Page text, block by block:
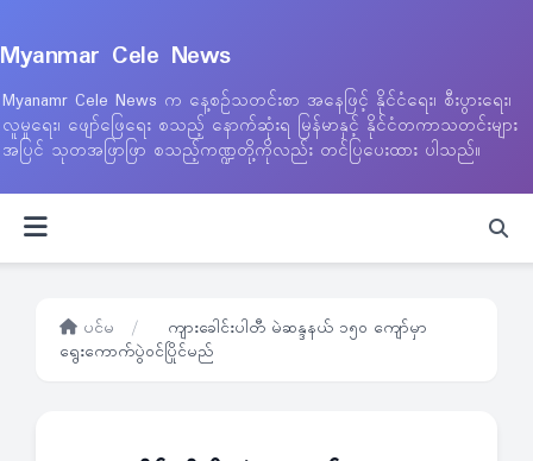
Myanmar Cele News
Myanamr Cele News က နေ့စဉ်သတင်းစာ အနေဖြင့် နိုင်ငံရေး၊ စီးပွားရေး၊
လူမှုရေး၊ ဖျော်ဖြေရေး စသည့် နောက်ဆုံးရ မြန်မာနှင့် နိုင်ငံတကာသတင်းများ
အပြင် သုတအဖြာဖြာ စသည့်ကဏ္ဍတို့ကိုလည်း တင်ပြပေးထား ပါသည်။
ပင်မ /
ကျားခေါင်းပါတီ မဲဆန္ဒနယ် ၁၅၀ ကျော်မှာ
ရွေးကောက်ပွဲဝင်ပြိုင်မည်